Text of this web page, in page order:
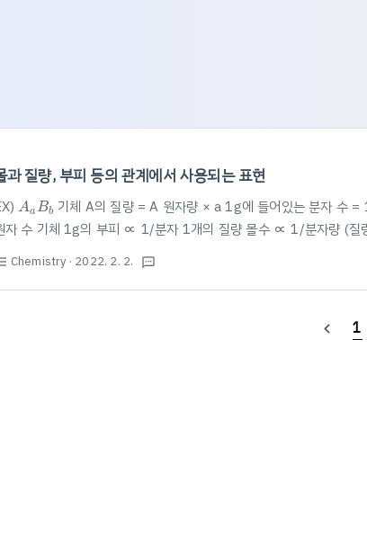
과 질량, 부피 등의 관계에서 사용되는 표현
AaBb
A Bb 기체 A의 질량 = A 원자량 × a 1g에 들어있는 분자 수
자 수 기체 1g의 부피 ∝ 1/분자 1개의 질량 몰수 ∝ 1/분자량 (질
당 부피 ∝ 1/분자량 단위 질량당 원자수 ∝ 1/분자량 × 분자당 원자수
Chemistry · 2022. 2. 2. textsms
navigate_before 1